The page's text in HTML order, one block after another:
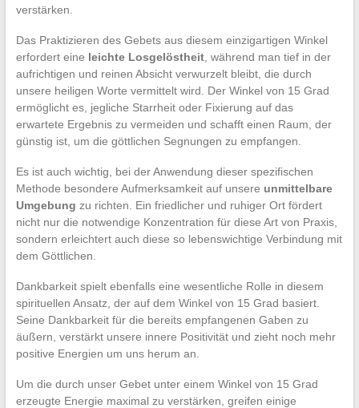
verstärken.
Das Praktizieren des Gebets aus diesem einzigartigen Winkel
erfordert eine leichte Losgelöstheit, während man tief in der
aufrichtigen und reinen Absicht verwurzelt bleibt, die durch
unsere heiligen Worte vermittelt wird. Der Winkel von 15 Grad
ermöglicht es, jegliche Starrheit oder Fixierung auf das
erwartete Ergebnis zu vermeiden und schafft einen Raum, der
günstig ist, um die göttlichen Segnungen zu empfangen.
Es ist auch wichtig, bei der Anwendung dieser spezifischen
Methode besondere Aufmerksamkeit auf unsere unmittelbare
Umgebung zu richten. Ein friedlicher und ruhiger Ort fördert
nicht nur die notwendige Konzentration für diese Art von Praxis,
sondern erleichtert auch diese so lebenswichtige Verbindung mit
dem Göttlichen.
Dankbarkeit spielt ebenfalls eine wesentliche Rolle in diesem
spirituellen Ansatz, der auf dem Winkel von 15 Grad basiert.
Seine Dankbarkeit für die bereits empfangenen Gaben zu
äußern, verstärkt unsere innere Positivität und zieht noch mehr
positive Energien um uns herum an.
Um die durch unser Gebet unter einem Winkel von 15 Grad
erzeugte Energie maximal zu verstärken, greifen einige